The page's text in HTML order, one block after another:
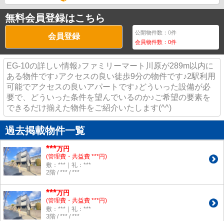
無料会員登録はこちら
会員登録 公開物件数：0件
会員物件数：0件
EG-10の詳しい情報♪ファミリーマート川原が289m以内に
ある物件です♪アクセスの良い徒歩9分の物件です♪2駅利用
可能でアクセスの良いアパートです♪どういった設備が必
要で、どういった条件を望んでいるのか♪ご希望の要素を
できるだけ揃えた物件をご紹介いたします(^^)
過去掲載物件一覧
***万円
(管理費・共益費 ***円)
敷：***｜礼：***
2階 / *** / ***
***万円
(管理費・共益費 ***円)
敷：***｜礼：***
3階 / *** / ***